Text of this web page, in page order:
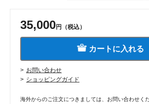
35,000円（税込）
カートに入れる
お問い合わせ
ショッピングガイド
海外からのご注文につきましては、お問い合わせく